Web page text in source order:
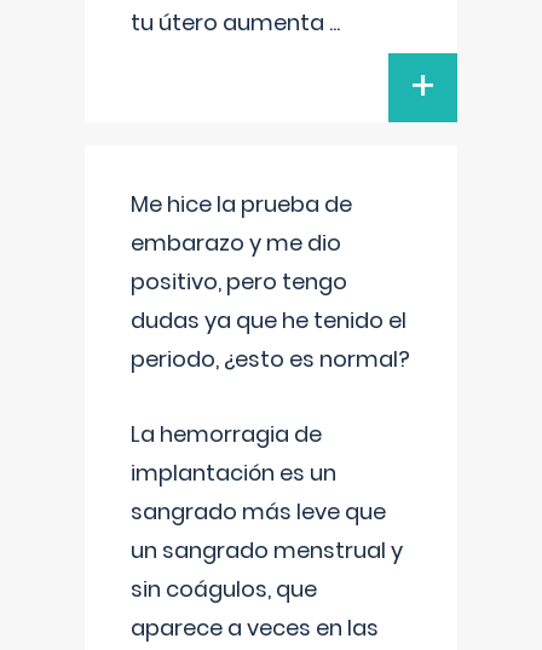
tu útero aumenta ...
+
Me hice la prueba de
embarazo y me dio
positivo, pero tengo
dudas ya que he tenido el
periodo, ¿esto es normal?
La hemorragia de
implantación es un
sangrado más leve que
un sangrado menstrual y
sin coágulos, que
aparece a veces en las